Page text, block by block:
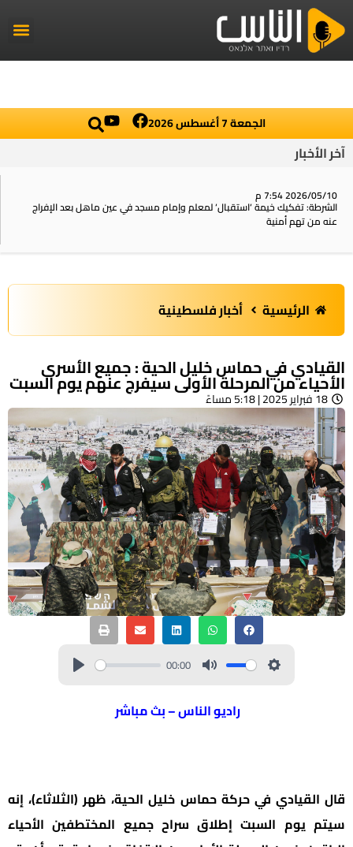
الجمعة 7 أغسطس 2026
آخر الأخبار
2026/05/10 7:54 م
الشرطة: تفكيك خيمة ‘استقبال‘ لمعلم وإمام مسجد في عين ماهل بعد الإفراج
عنه من تهم أمنية
الرئيسية أخبار فلسطينية
القيادي في حماس خليل الحية : جميع الأسرى
الأحياء من المرحلة الأولى سيفرج عنهم يوم السبت
18 فبراير 2025 | 5:18 مساءً
00:00
راديو الناس – بث مباشر
قال القيادي في حركة حماس خليل الحية، ظهر (الثلاثاء)، إنه
سيتم يوم السبت إطلاق سراح جميع المختطفين الأحياء